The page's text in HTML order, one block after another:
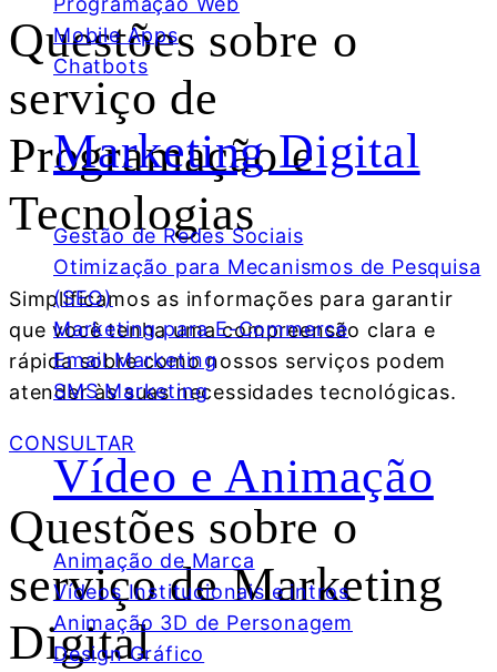
Mobile Apps
Chatbots
Marketing Digital
Gestão de Redes Sociais
Otimização para Mecanismos de Pesquisa
(SEO)
Marketing para E-Commerce
Email Marketing
SMS Marketing
Vídeo e Animação
Animação de Marca
Vídeos Institucionais e intros
Animação 3D de Personagem
Design Gráfico
Questões sobre o
serviço de
Programação e
Tecnologias
Simplificamos as informações para garantir
que você tenha uma compreensão clara e
rápida sobre como nossos serviços podem
atender às suas necessidades tecnológicas.
CONSULTAR
Questões sobre o
serviço deMarketing
Digital